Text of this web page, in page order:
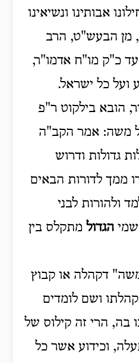
אבותינו ונשיאינו
מן הבעש"ט, הרב
עד כ"ק מו"ח אדמו"ר,
ועל כל ישראל.
הובא בילקוט ר"פ
משה: אמר הקב"ה
גדולות ודרוש
ממך לדורות הבאים
ולהורות לבני
הגדול מתקלס בין
דקהלה או קבוץ
ושם לומדים
בה, הרי זה קילוס של
וכידוע אשר כל